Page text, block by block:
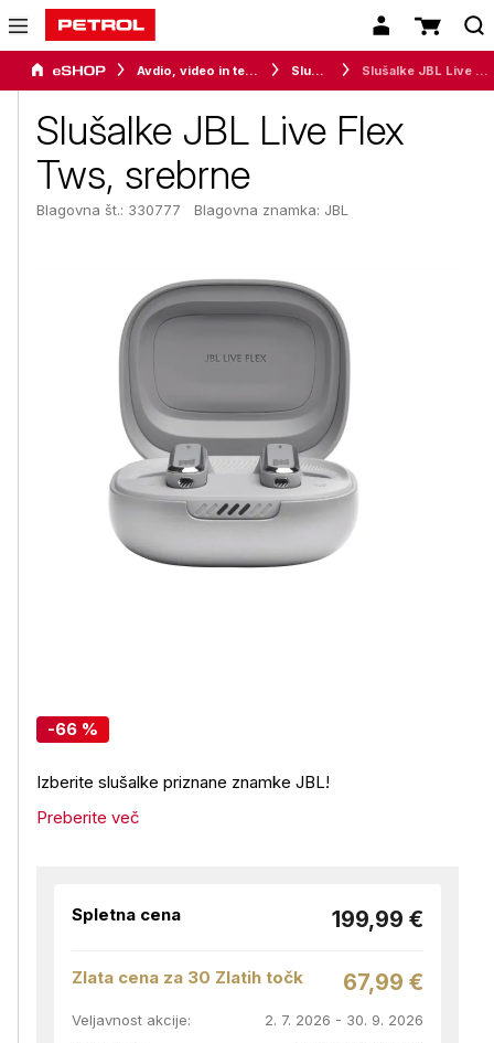
Avdio, video in telefonija Slušalke
Slušalke JBL Live Flex
Tws, srebrne
Blagovna št.: 330777 Blagovna znamka: JBL
-66 %
Izberite slušalke priznane znamke JBL!
Preberite več
Spletna cena 199,99 €
Zlata cena za 30 Zlatih točk 67,99 €
Veljavnost akcije: 2. 7. 2026 - 30. 9. 2026